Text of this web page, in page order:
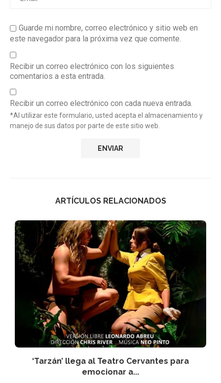
Guarde mi nombre, correo electrónico y sitio web en
este navegador para la próxima vez que comente.
Recibir un correo electrónico con los siguientes
comentarios a esta entrada.
Recibir un correo electrónico con cada nueva entrada.
*Al utilizar este formulario, usted acepta el almacenamiento y
manejo de sus datos por parte de este sitio web.
ARTÍCULOS RELACIONADOS
‘Tarzán’ llega al Teatro Cervantes para
emocionar a...